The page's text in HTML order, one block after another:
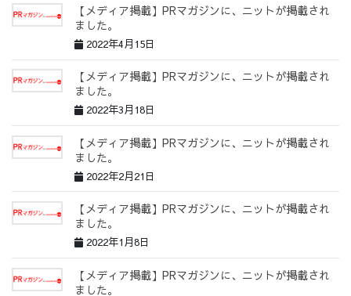
【メディア掲載】PRマガジンに、ニットが掲載され
ました。
2022年4月15日
【メディア掲載】PRマガジンに、ニットが掲載され
ました。
2022年3月18日
【メディア掲載】PRマガジンに、ニットが掲載され
ました。
2022年2月21日
【メディア掲載】PRマガジンに、ニットが掲載され
ました。
2022年1月8日
【メディア掲載】PRマガジンに、ニットが掲載され
ました。